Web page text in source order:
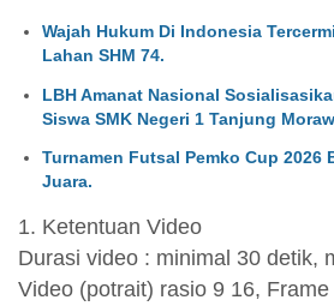
Wajah Hukum Di Indonesia
Lahan SHM 74.
LBH Amanat Nasional
Siswa SMK Negeri 1 Tanjung
Turnamen Futsal Pemko Cup 2026
Juara.
1. Ketentuan Video
Durasi video : minimal 30 detik,
Video (potrait) rasio 9 16,